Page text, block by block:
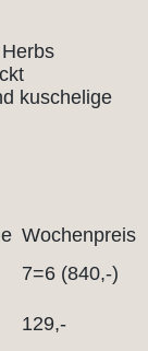
kuschelige
Wochenpreis
7=6 (840,-)
129,-